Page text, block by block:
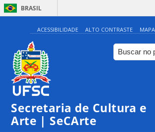
BRASIL
ACESSIBILIDADE ALTO CONTRASTE
Secretaria de Cultura e
Arte | SeCArte